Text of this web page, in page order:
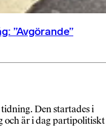
”Avgörande”
Den startades i
och är i dag partipolitiskt